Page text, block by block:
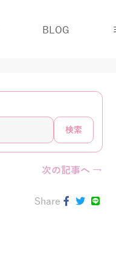
BLOG
検索
次の記事へ →
Share